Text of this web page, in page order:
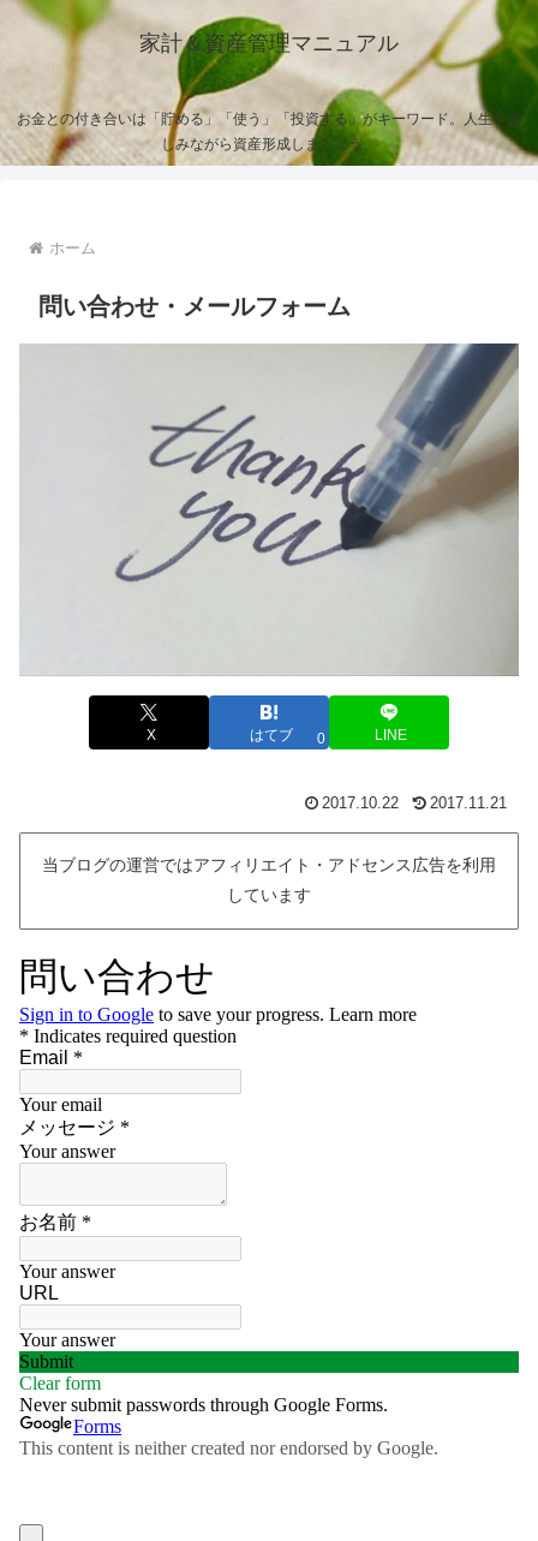
家計＆資産管理マニュアル
お金との付き合いは「貯める」「使う」「投資する」がキーワード。人生を楽
しみながら資産形成しましょう。
ホーム
問い合わせ・メールフォーム
X はてブ 0 LINE
2017.10.22 2017.11.21
当ブログの運営ではアフィリエイト・アドセンス広告を利用
しています